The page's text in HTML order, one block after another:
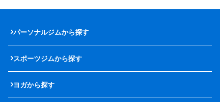
パーソナルジムから探す
スポーツジムから探す
ヨガから探す